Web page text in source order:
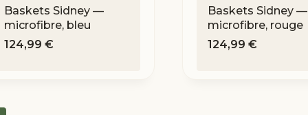
Baskets Sidney —
microfibre, bleu
124,99 €
Baskets Sidney —
microfibre, rouge
124,99 €